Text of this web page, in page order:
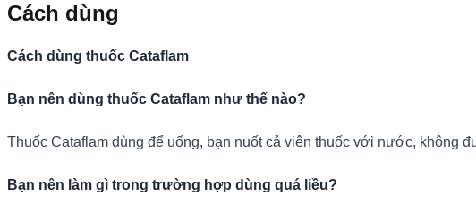
Cách dùng
Cách dùng thuốc Cataflam
Bạn nên dùng thuốc Cataflam như thế nào?
Thuốc Cataflam dùng để uống, bạn nuốt cả viên thuốc với nước, không
Bạn nên làm gì trong trường hợp dùng quá liều?